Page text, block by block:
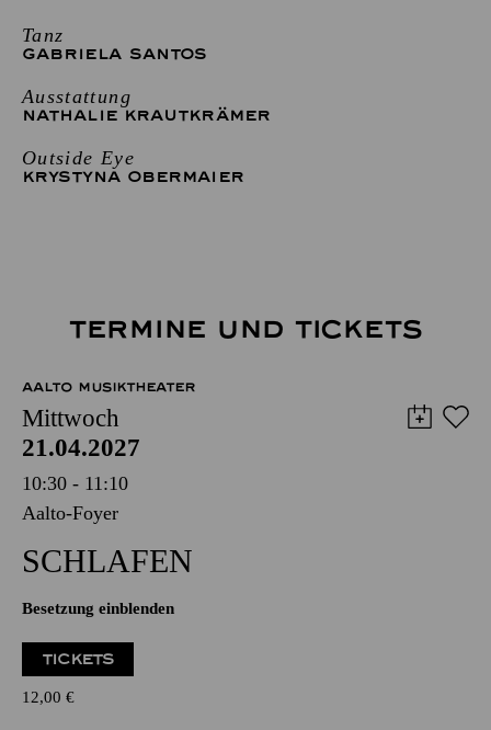
Tanz
GABRIELA SANTOS
Ausstattung
NATHALIE KRAUTKRÄMER
Outside Eye
KRYSTYNA OBERMAIER
TERMINE UND TICKETS
AALTO MUSIKTHEATER
Mittwoch
21.04.2027
10:30 - 11:10
Aalto-Foyer
SCHLAFEN
Besetzung einblenden
TICKETS
12,00 €